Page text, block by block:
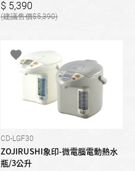
5,390
5,390
CD-LGF30
ZOJIRUSHI象印-微電腦電動熱水
瓶/3公升